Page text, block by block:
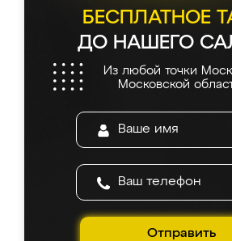
БЕСПЛАТНОЕ
ДО НАШЕГО
Из любой точки
Московской
Отправить